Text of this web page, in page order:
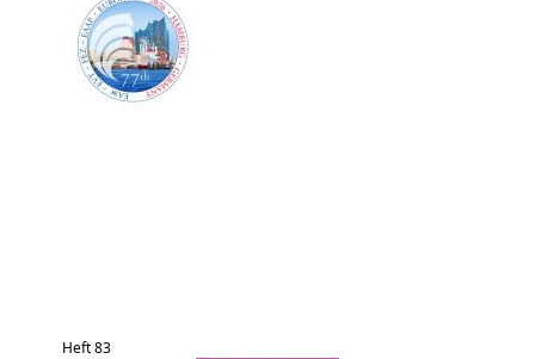
Heft 83